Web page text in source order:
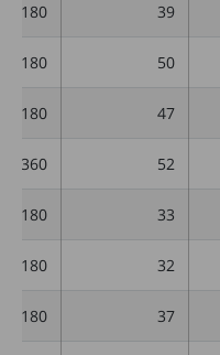
39
180
50
180
47
180
52
360
33
180
32
180
37
180